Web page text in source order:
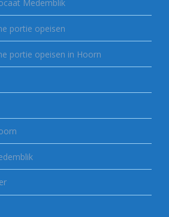
Medemblik
portie opeisen
portie opeisen in Hoorn